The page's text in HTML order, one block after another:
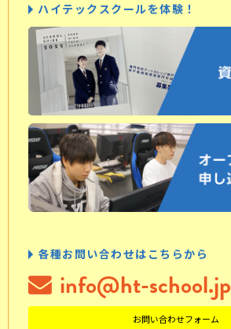
ハイテックスクールを体験！
各種お問い合わせはこちらから
info@ht-school.jp
お問い合わせフォーム